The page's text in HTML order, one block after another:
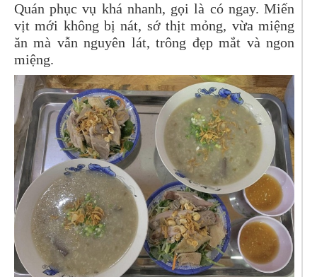
Quán phục vụ khá nhanh, gọi là có ngay. Miến
vịt mới không bị nát, sớ thịt mỏng, vừa miệng
ăn mà vẫn nguyên lát, trông đẹp mắt và ngon
miệng.